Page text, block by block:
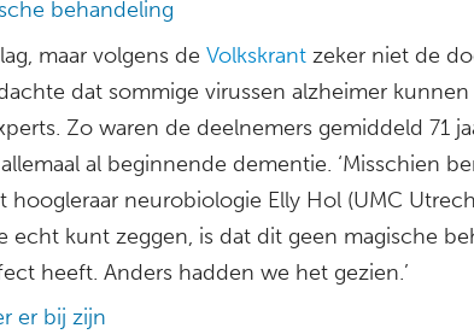
behandeling
maar volgens de Volkskrant zeker niet de
dat sommige virussen alzheimer
Zo waren de deelnemers gemiddeld 71
al beginnende dementie. ‘Misschien
hoogleraar neurobiologie Elly Hol (UMC
echt kunt zeggen, is dat dit geen magische
heeft. Anders hadden we het gezien.’
er bij zijn